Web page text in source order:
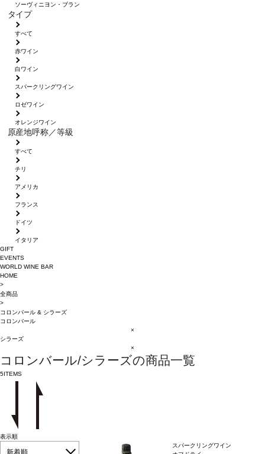
ソーヴィニヨン・ブラン
タイプ
すべて
赤ワイン
白ワイン
スパークリングワイン
ロゼワイン
オレンジワイン
原産地呼称／等級
すべて
チリ
アメリカ
フランス
ドイツ
イタリア
GIFT
EVENTS
WORLD WINE BAR
HOME
>
全商品
>
コロンバール& シラーズ
コロンバール
×
シラーズ
×
コロンバール/シラーズの商品一覧
5ITEMS
表示順
新着順
スパークリングワイン